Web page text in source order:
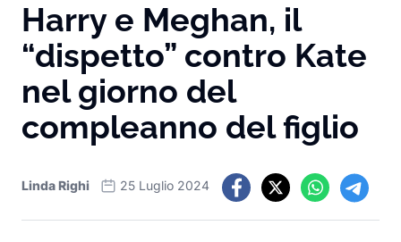
Harry e Meghan, il
“dispetto” contro Kate
nel giorno del
compleanno del figlio
Linda Righi 25 Luglio 2024